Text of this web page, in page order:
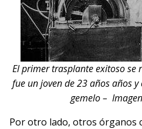
El primer trasplante exitoso se
fue un joven de 23 años años
gemelo –
Por otro lado, otros órganos